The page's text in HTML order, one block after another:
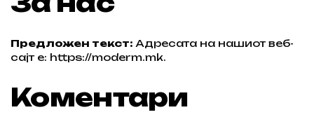
Предложен текст: Адресата на нашиот веб-
сајт е: https://moderm.mk.
Коментари